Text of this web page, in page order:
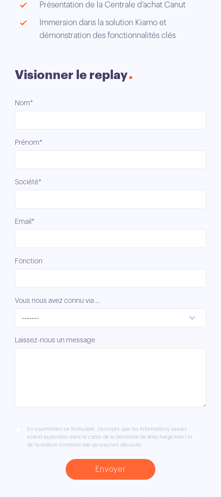
Présentation de la Centrale d’achat Canut
Immersion dans la solution Kiamo et
démonstration des fonctionnalités clés
Visionner le replay
Nom*
Prénom*
Société*
Email*
Fonction
Vous nous avez connu via ...
-------
Laissez-nous un message
En soumettant ce formulaire, j'accepte que les informations saisies
soient exploitées dans le cadre de la demande de téléchargement et
de la relation commerciale qui peut en découler.